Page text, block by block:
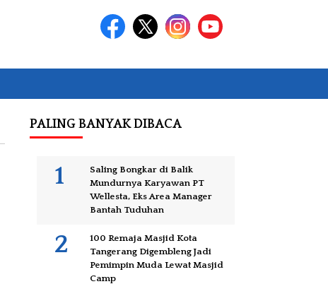
PALING BANYAK DIBACA
Saling Bongkar di Balik
Mundurnya Karyawan PT
Wellesta, Eks Area Manager
Bantah Tuduhan
100 Remaja Masjid Kota
Tangerang Digembleng Jadi
Pemimpin Muda Lewat Masjid
Camp